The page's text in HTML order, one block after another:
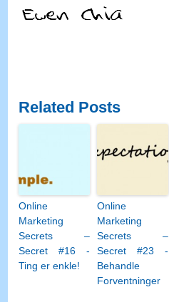
Related Posts
Online
Marketing
Secrets –
Secret #16 -
Ting er enkle!
Online
Marketing
Secrets –
Secret #23 -
Behandle
Forventninger